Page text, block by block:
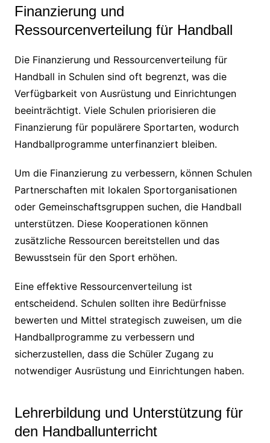
Finanzierung und
Ressourcenverteilung für Handball
Die Finanzierung und Ressourcenverteilung für
Handball in Schulen sind oft begrenzt, was die
Verfügbarkeit von Ausrüstung und Einrichtungen
beeinträchtigt. Viele Schulen priorisieren die
Finanzierung für populärere Sportarten, wodurch
Handballprogramme unterfinanziert bleiben.
Um die Finanzierung zu verbessern, können Schulen
Partnerschaften mit lokalen Sportorganisationen
oder Gemeinschaftsgruppen suchen, die Handball
unterstützen. Diese Kooperationen können
zusätzliche Ressourcen bereitstellen und das
Bewusstsein für den Sport erhöhen.
Eine effektive Ressourcenverteilung ist
entscheidend. Schulen sollten ihre Bedürfnisse
bewerten und Mittel strategisch zuweisen, um die
Handballprogramme zu verbessern und
sicherzustellen, dass die Schüler Zugang zu
notwendiger Ausrüstung und Einrichtungen haben.
Lehrerbildung und Unterstützung für
den Handballunterricht